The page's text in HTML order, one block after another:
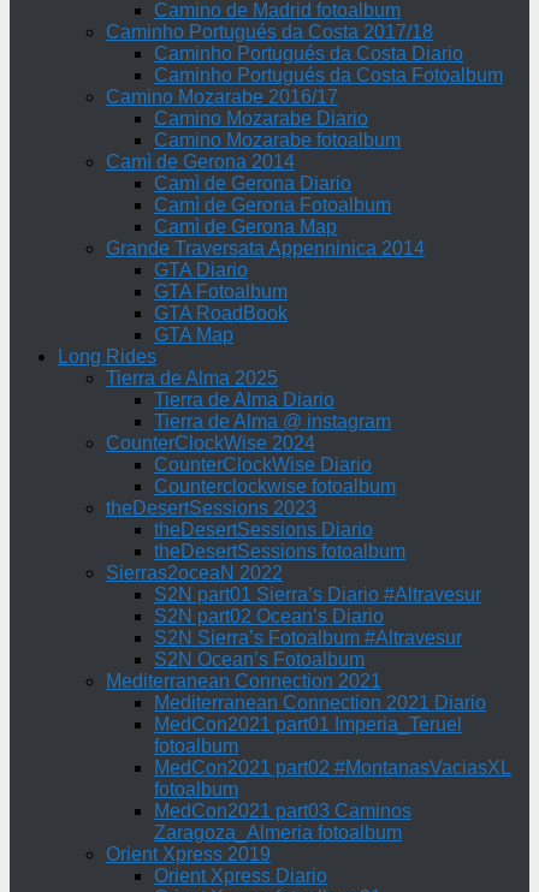
Camino de Madrid fotoalbum
Caminho Portugués da Costa 2017/18
Caminho Portugués da Costa Diario
Caminho Portugués da Costa Fotoalbum
Camino Mozarabe 2016/17
Camino Mozarabe Diario
Camino Mozarabe fotoalbum
Camì de Gerona 2014
Camì de Gerona Diario
Camì de Gerona Fotoalbum
Camì de Gerona Map
Grande Traversata Appenninica 2014
GTA Diario
GTA Fotoalbum
GTA RoadBook
GTA Map
Long Rides
Tierra de Alma 2025
Tierra de Alma Diario
Tierra de Alma @ instagram
CounterClockWise 2024
CounterClockWise Diario
Counterclockwise fotoalbum
theDesertSessions 2023
theDesertSessions Diario
theDesertSessions fotoalbum
Sierras2oceaN 2022
S2N part01 Sierra’s Diario #Altravesur
S2N part02 Ocean’s Diario
S2N Sierra’s Fotoalbum #Altravesur
S2N Ocean’s Fotoalbum
Mediterranean Connection 2021
Mediterranean Connection 2021 Diario
MedCon2021 part01 Imperia_Teruel
fotoalbum
MedCon2021 part02 #MontanasVaciasXL
fotoalbum
MedCon2021 part03 Caminos
Zaragoza_Almeria fotoalbum
Orient Xpress 2019
Orient Xpress Diario